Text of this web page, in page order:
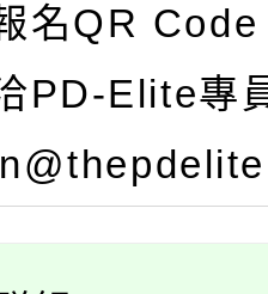
名QR
PD-Elite專